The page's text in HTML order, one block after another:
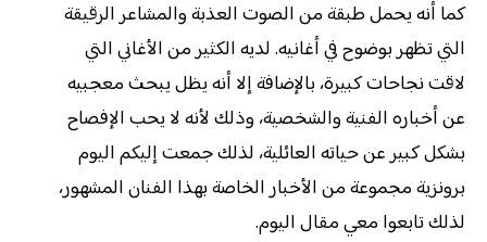
كما أنه يحمل طبقة من الصوت العذبة والمشاعر الرقيقة
التي تظهر بوضوح في أغانيه. لديه الكثير من الأغاني التي
لاقت نجاحات كبيرة، بالإضافة إلا أنه يظل يبحث معجبيه
عن أخباره الفنية والشخصية، وذلك لأنه لا يحب الإفصاح
بشكل كبير عن حياته العائلية، لذلك جمعت إليكم اليوم
برونزية مجموعة من الأخبار الخاصة بهذا الفنان المشهور،
لذلك تابعوا معي مقال اليوم.